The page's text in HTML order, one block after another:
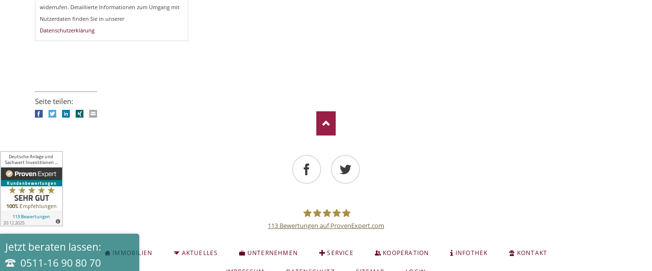
Jetzt beraten lassen:
0511-16 90 80 70
widerrufen. Detaillierte Informationen zum Umgang mit
Nutzerdaten finden Sie in unserer
Datenschutzerklärung
Seite teilen:
FacebookTwitterLinkedIn
Xing
113 Bewertungen auf ProvenExpert.com
NAVIGATION
ÜBERSPRINGEN
IMMOBILIEN AKTUELLES UNTERNEHMEN SERVICE KOOPERATION INFOTHEK
KONTAKT